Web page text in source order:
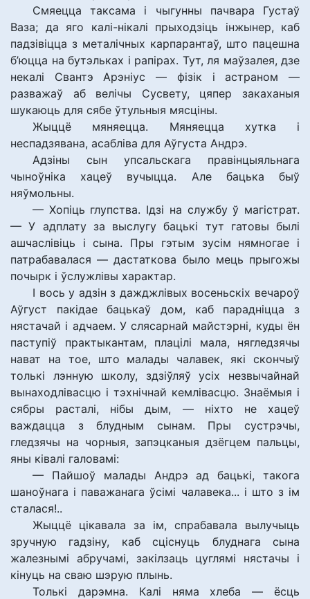
Смяецца таксама і чыгунны пачвара Густаў
Ваза; да яго калі-нікалі прыходзіць інжынер, каб
падзівіцца з металічных карпарантаў, што пацешна
б’юцца на бутэльках і рапірах. Тут, ля маўзалея, дзе
некалі Свантэ Арэніус — фізік і астраном —
разважаў аб велічы Сусвету, цяпер закаханыя
шукаюць для сябе ўтульныя мясціны.
Жыццё мяняецца. Мяняецца хутка і
неспадзявана, асабліва для Аўгуста Андрэ.
Адзіны сын упсальскага правінцыяльнага
чыноўніка хацеў вучыцца. Але бацька быў
няўмольны.
— Хопіць глупства. Ідзі на службу ў магістрат.
— У адплату за выслугу бацькі тут гатовы былі
ашчаслівіць і сына. Пры гэтым зусім нямногае і
патрабавалася — дастаткова было мець прыгожы
почырк і ўслужлівы характар.
І вось у адзін з дажджлівых восеньскіх вечароў
Аўгуст пакідае бацькаў дом, каб парадніцца з
нястачай і адчаем. У слясарнай майстэрні, куды ён
паступіў практыкантам, плацілі мала, нягледзячы
нават на тое, што малады чалавек, які скончыў
толькі лэнную школу, здзіўляў усіх незвычайнай
вынаходлівасцю і тэхнічнай кемлівасцю. Знаёмыя і
сябры расталі, нібы дым, — ніхто не хацеў
важдацца з блудным сынам. Пры сустрэчы,
гледзячы на чорныя, запэцканыя дзёгцем пальцы,
яны ківалі галовамі:
— Пайшоў малады Андрэ ад бацькі, такога
шаноўнага і паважанага ўсімі чалавека... і што з ім
сталася!..
Жыццё цікавала за ім, спрабавала вылучыць
зручную гадзіну, каб сціснуць блуднага сына
жалезнымі абручамі, закілзаць цуглямі нястачы і
кінуць на сваю шэрую плынь.
Толькі дарэмна. Калі няма хлеба — ёсць